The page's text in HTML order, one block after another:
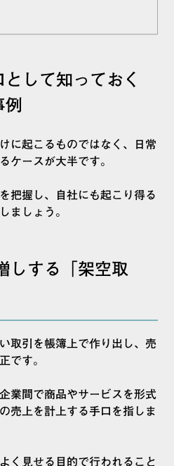
して知っておく
に起こるものではなく、日常
ケースが大半です。
把握し、自社にも起こり得る
ましょう。
しする「架空取
取引を帳簿上で作り出し、売
です。
業間で商品やサービスを形式
売上を計上する手口を指しま
く見せる目的で行われること